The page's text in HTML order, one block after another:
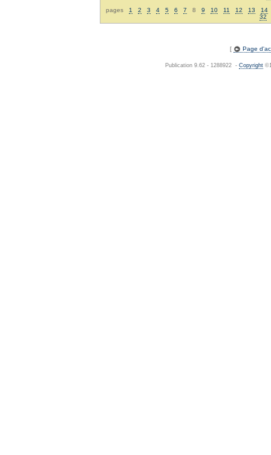
pages 1 2 3 4 5 6 7 8 9 10 11 12 13
14
32
[ Page
Publication 9.62 - 1288922 - Copyright